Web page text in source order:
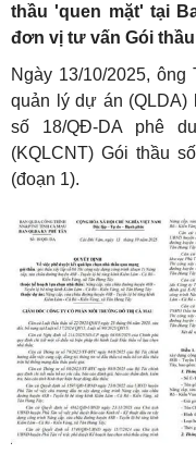
thầu 'quen mặt' tại
đơn vị tư vấn Gói
Ngày 13/10/2025,
quản lý dự án (QLDA)
số 18/QĐ-DA phê
(KQLCNT) Gói thầu
(đoạn 1).